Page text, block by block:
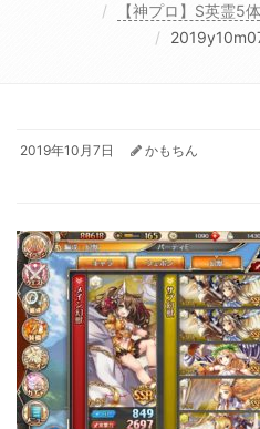
【神プロ】S英霊5
2019年10月7日 かもちん